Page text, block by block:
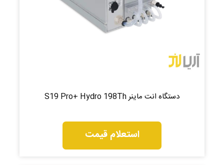
دستگاه انت ماینر S19 Pro+ Hydro 198Th
استعلام قیمت